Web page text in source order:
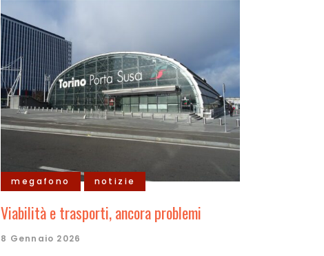
megafono notizie
Viabilità e trasporti, ancora problemi
8 Gennaio 2026